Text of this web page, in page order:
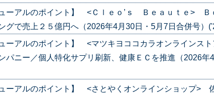
ューアルのポイント】 <Ｃｌｅｏ’ｓ Ｂｅａｕｔｅ> Ｂ
グで売上２５億円へ（2026年4月30日・5月7日合併号）
ューアルのポイント】 <マツキヨココカラオンラインス
パニー／個人特化サプリ刷新、健康ＥＣを推進（2026年
ューアルのポイント】 <さとやくオンラインショップ>